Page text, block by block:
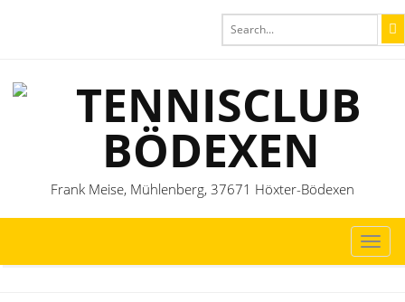
Frank Meise, Mühlenberg, 37671 Höxter-Bödexen